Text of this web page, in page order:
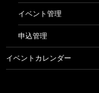
イベント管理
申込管理
イベントカレンダー